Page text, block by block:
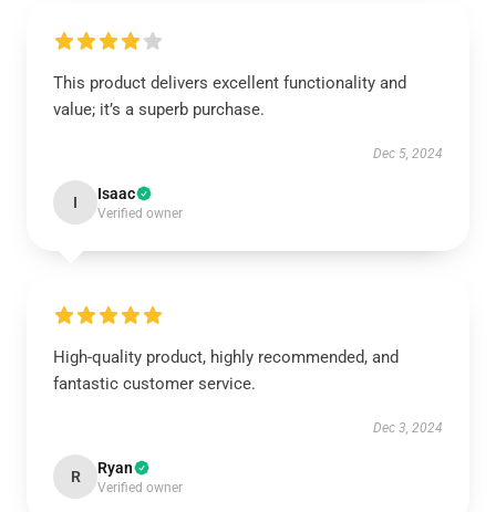
This product delivers excellent functionality and
value; it’s a superb purchase.
Dec 5, 2024
I Isaac
Verified owner
High-quality product, highly recommended, and
fantastic customer service.
Dec 3, 2024
R Ryan
Verified owner